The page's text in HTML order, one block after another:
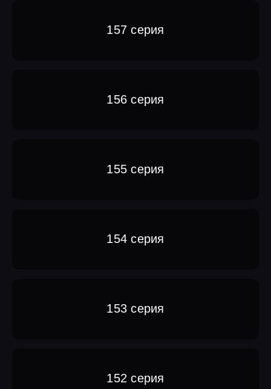
157 серия
156 серия
155 серия
154 серия
153 серия
152 серия